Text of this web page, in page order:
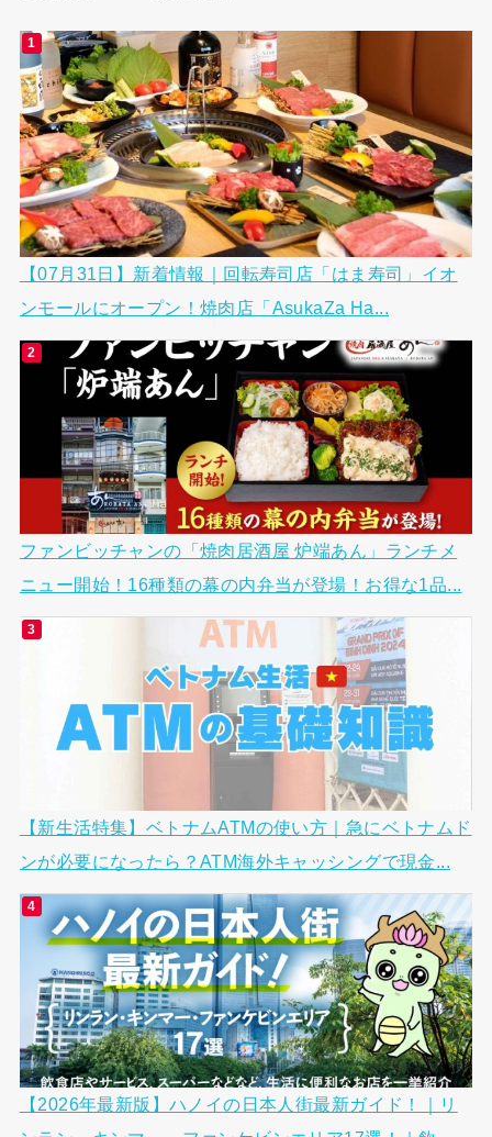
【07月31日】新着情報｜回転寿司店「はま寿司」イオ
ンモールにオープン！焼肉店「AsukaZa Ha...
ファンビッチャンの「焼肉居酒屋 炉端あん」ランチメ
ニュー開始！16種類の幕の内弁当が登場！お得な1品...
【新生活特集】ベトナムATMの使い方｜急にベトナムド
ンが必要になったら？ATM海外キャッシングで現金...
【2026年最新版】ハノイの日本人街最新ガイド！｜リ